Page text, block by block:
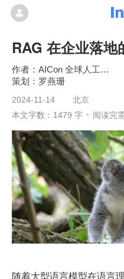
RAG 在企业落地
AICon 全球人工智能开发与应用大会
罗燕珊
2024-11-14
北京
本文字数：1479 字
阅读完
随着大型语言模型在语言